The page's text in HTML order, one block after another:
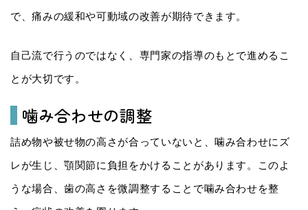
で、痛みの緩和や可動域の改善が期待できます。
自己流で行うのではなく、専門家の指導のもとで進めるこ
とが大切です。
噛み合わせの調整
詰め物や被せ物の高さが合っていないと、噛み合わせにズ
レが生じ、顎関節に負担をかけることがあります。このよ
うな場合、歯の高さを微調整することで噛み合わせを整